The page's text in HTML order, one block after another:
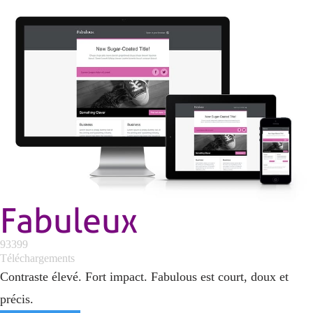
Fabuleux
93399
Téléchargements
Contraste élevé. Fort impact. Fabulous est court, doux et
précis.